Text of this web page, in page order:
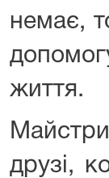
немає,
життя.
друзі,